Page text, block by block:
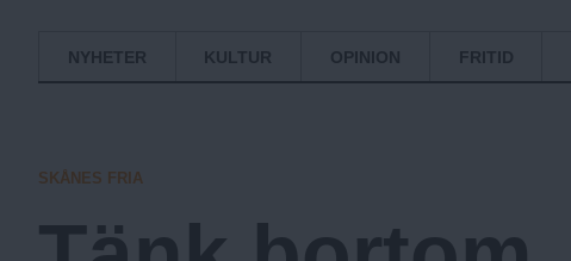
F
r
i
NYHETER KULTUR OPINION FRITID
SKÅNES FRIA